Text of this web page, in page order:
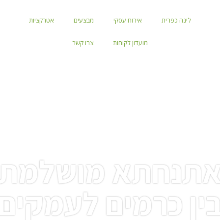
לינה כפרית אירוח עסקי מבצעים אטרקציות
מועדון לקוחות צרו קשר
מושלמת
כרמים